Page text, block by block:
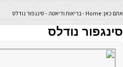
אתם כאן: Home
-בריאות ודיאטה - סינגפור נודלס
סינגפור נודלס